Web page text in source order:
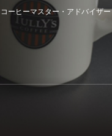
コーヒーマスター・アドバイザー